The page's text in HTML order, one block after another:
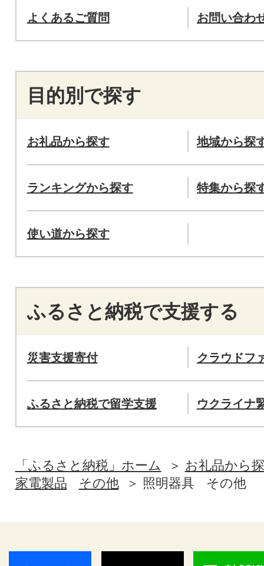
よくあるご質問 お問い合わ
目的別で探す
お礼品から探す 地域から探
ランキングから探す 特集から探
使い道から探す
ふるさと納税で支援する
災害支援寄付 クラウドフ
ふるさと納税で留学支援 ウクライナ
「ふるさと納税」ホーム
お礼品から
家電製品
その他 照明器具 その他